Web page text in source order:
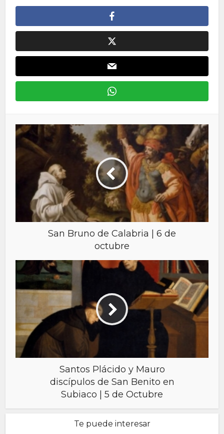
San Bruno de Calabria | 6 de
octubre
Santos Plácido y Mauro
discípulos de San Benito en
Subiaco | 5 de Octubre
Te puede interesar